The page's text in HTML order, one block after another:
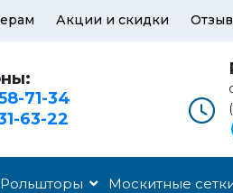
Акции и скидки
71-34
63-22
Рольшторы Москитные